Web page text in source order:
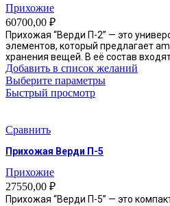
Прихожие
60700,00 ₽
Прихожая “Верди П-2” — это
элементов, который предлагает
хранения вещей. В её состав
Добавить в список желаний
Выберите параметрыЭтот
товара.
Быстрый просмотр
Сравнить
Прихожая Верди П-5
Прихожие
27550,00 ₽
Прихожая “Верди П-5” — это